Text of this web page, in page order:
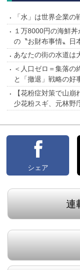
「水」は世界企業
１万8000円の海鮮
の〝お財布事情〟日
あなたの街の水道は
＜人口ゼロ＝集落の
と「撤退」戦略の好
【花粉症対策で山
少花粉スギ、元林野
シェア
連